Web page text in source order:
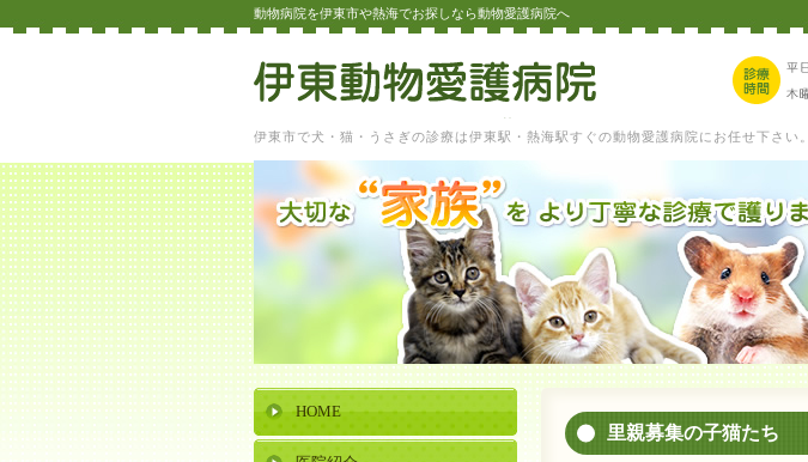
動物病院を伊東市や熱海でお探しなら動物愛護病院へ
伊東市で犬・猫・うさぎの診療は伊東駅・熱海駅すぐの動物愛護病院にお任せ下さい。
里親募集の子猫たち
HOME